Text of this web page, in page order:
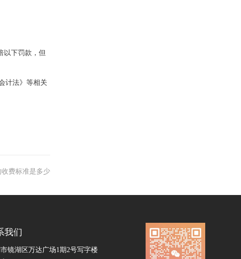
以下罚款，但
计法》等相关
费标准是多少
我们
镜湖区万达广场1期2号写字楼